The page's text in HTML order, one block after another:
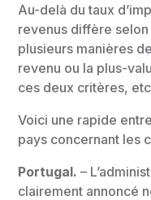
Au-delà du taux
revenus diffère
plusieurs manières
revenu ou la plus-
ces deux critères,
Voici une rapide
pays concernant les
Portugal. –
clairement annoncé